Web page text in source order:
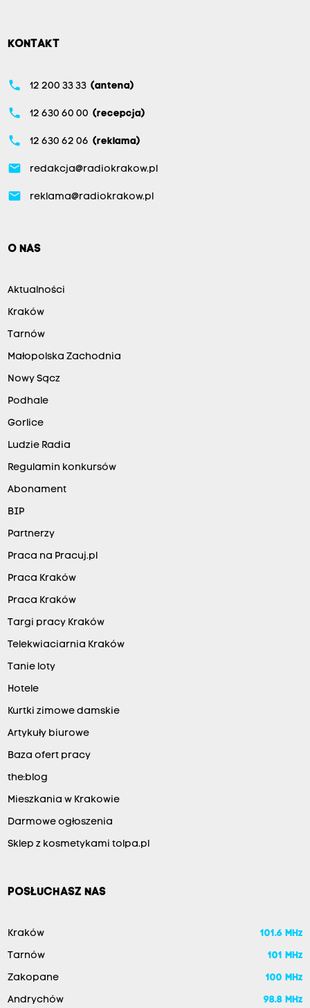
KONTAKT
phone 12 200 33 33 (antena)
phone 12 630 60 00 (recepcja)
phone 12 630 62 06 (reklama)
email redakcja@radiokrakow.pl
email reklama@radiokrakow.pl
O NAS
Aktualności
Kraków
Tarnów
Małopolska Zachodnia
Nowy Sącz
Podhale
Gorlice
Ludzie Radia
Regulamin konkursów
Abonament
BIP
Partnerzy
Praca na Pracuj.pl
Praca Kraków
Praca Kraków
Targi pracy Kraków
Telekwiaciarnia Kraków
Tanie loty
Hotele
Kurtki zimowe damskie
Artykuły biurowe
Baza ofert pracy
the:blog
Mieszkania w Krakowie
Darmowe ogłoszenia
Sklep z kosmetykami tolpa.pl
POSŁUCHASZ NAS
Kraków 101.6 MHz
Tarnów 101 MHz
Zakopane 100 MHz
Andrychów 98.8 MHz